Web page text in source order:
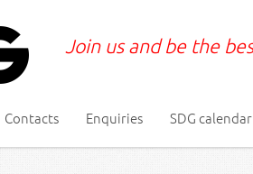
Join us and be the
Contacts Enquiries SDG calendar